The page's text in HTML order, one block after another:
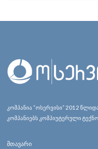
კომპანია “ოსერვისი” 2012
კომპანიებს კომპიუტერული
მთავარი